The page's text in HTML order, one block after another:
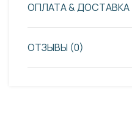
ОПЛАТА & ДОСТАВКА
ОТЗЫВЫ (0)